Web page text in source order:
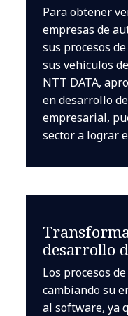
Para obtener
empresas de
sus procesos
sus vehículos
NTT DATA,
en desarrollo
empresarial,
sector a lograr
desarrollo
Los procesos
cambiando su
al software, ya